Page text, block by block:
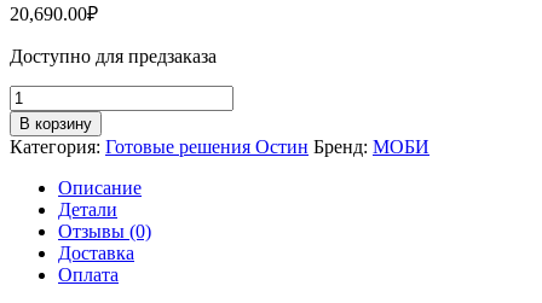
20,690.00₽
Доступно для предзаказа
Количество
товара
Мебель
для
гостиной
Остин
№10
белая
В корзину
Категория: Готовые решения Остин Бренд: МОБИ
Описание
Детали
Отзывы (0)
Доставка
Оплата